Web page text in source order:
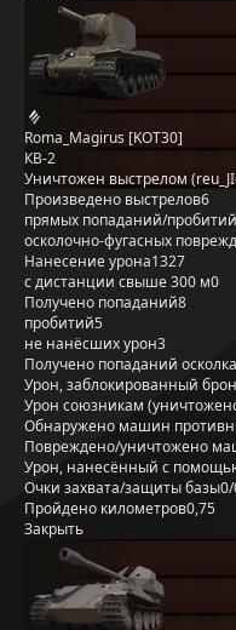
Roma_Magirus [KOT30]
КВ-2
Уничтожен выстрелом
Произведено выстрелов6
прямых попаданий/пробитий
осколочно-фугасных
Нанесение урона1327
с дистанции свыше 300 м0
Получено попаданий8
пробитий5
не нанёсших урон3
Получено попаданий
Урон, заблокированный
Урон союзникам
Обнаружено машин
Повреждено/уничтожено
Урон, нанесённый с
Очки захвата/защиты базы
Пройдено километров0,75
Закрыть